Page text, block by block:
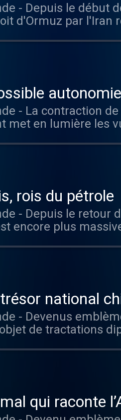
d'Ormuz par l'Iran
Face à la crise,
tensions sociales
met en lumière les
de
écouter tous les
rois du pétrole
encore plus
un
du marché
national
de tractations
qui raconte